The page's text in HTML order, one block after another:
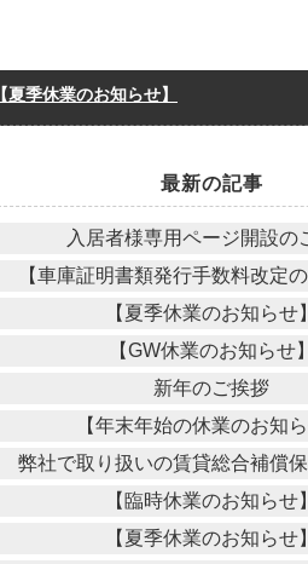
【夏季休業のお知らせ】
最新の記事
入居者様専用ページ開設の
【車庫証明書類発行手数料改定
【夏季休業のお知らせ】
【GW休業のお知らせ】
新年のご挨拶
【年末年始の休業のお知ら
弊社で取り扱いの賃貸総合補償
【臨時休業のお知らせ】
【夏季休業のお知らせ】